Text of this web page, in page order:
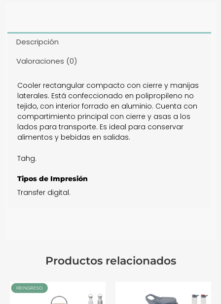
Descripción
Valoraciones (0)
Cooler rectangular compacto con cierre y manijas
laterales. Está confeccionado en polipropileno no
tejido, con interior forrado en aluminio. Cuenta con
compartimiento principal con cierre y asas a los
lados para transporte. Es ideal para conservar
alimentos y bebidas en salidas.
Tahg.
Tipos de Impresión
Transfer digital.
Productos relacionados